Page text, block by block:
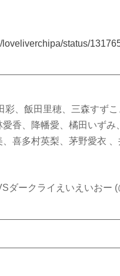
loveliverchipa/status/
彩、飯田里穂、三森すず
愛香、降幡愛、橘田いず
、喜多村英梨、茅野愛衣
ダークライえいえいおー